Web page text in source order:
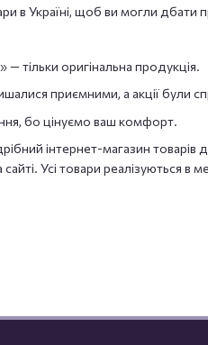
в Україні, щоб ви могли дбати
тільки оригінальна продукція.
приємними, а акції були
бо цінуємо ваш комфорт.
інтернет-магазин
Усі товари реалізуються в